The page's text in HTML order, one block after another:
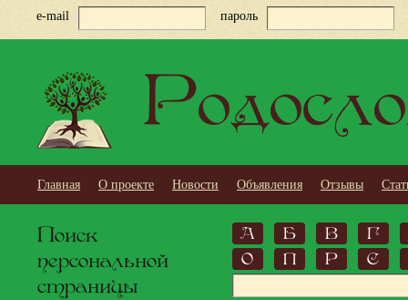
e-mail пароль
Главная О проекте Новости Объявления Отзывы
Поиск
персональной
страницы
А Б В
Г
О
П Р С